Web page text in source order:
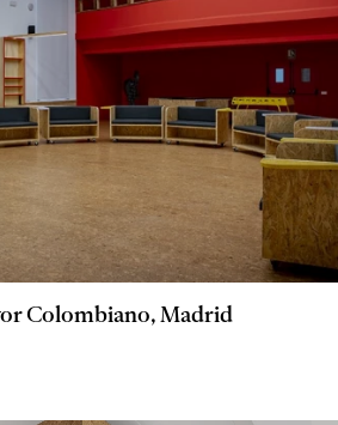
Colombiano, Madrid